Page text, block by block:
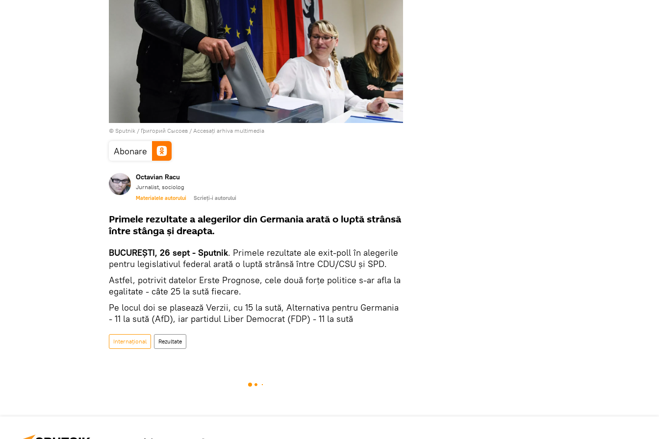
© Sputnik / Григорий Сысоев / Accesați arhiva multimedia
Abonare
Octavian Racu
Jurnalist, sociolog
Materialele autorului Scrieți-i autorului
Primele rezultate a alegerilor din Germania arată o luptă strânsă
între stânga și dreapta.
BUCUREȘTI, 26 sept - Sputnik. Primele rezultate ale exit-poll în alegerile
pentru legislativul federal arată o luptă strânsă între CDU/CSU și SPD.
Astfel, potrivit datelor Erste Prognose, cele două forțe politice s-ar afla la
egalitate - câte 25 la sută fiecare.
Pe locul doi se plasează Verzii, cu 15 la sută, Alternativa pentru Germania
- 11 la sută (AfD), iar partidul Liber Democrat (FDP) - 11 la sută
Internaţional Rezultate